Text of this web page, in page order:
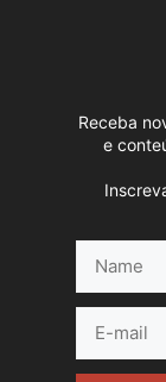
Receba
e
mail